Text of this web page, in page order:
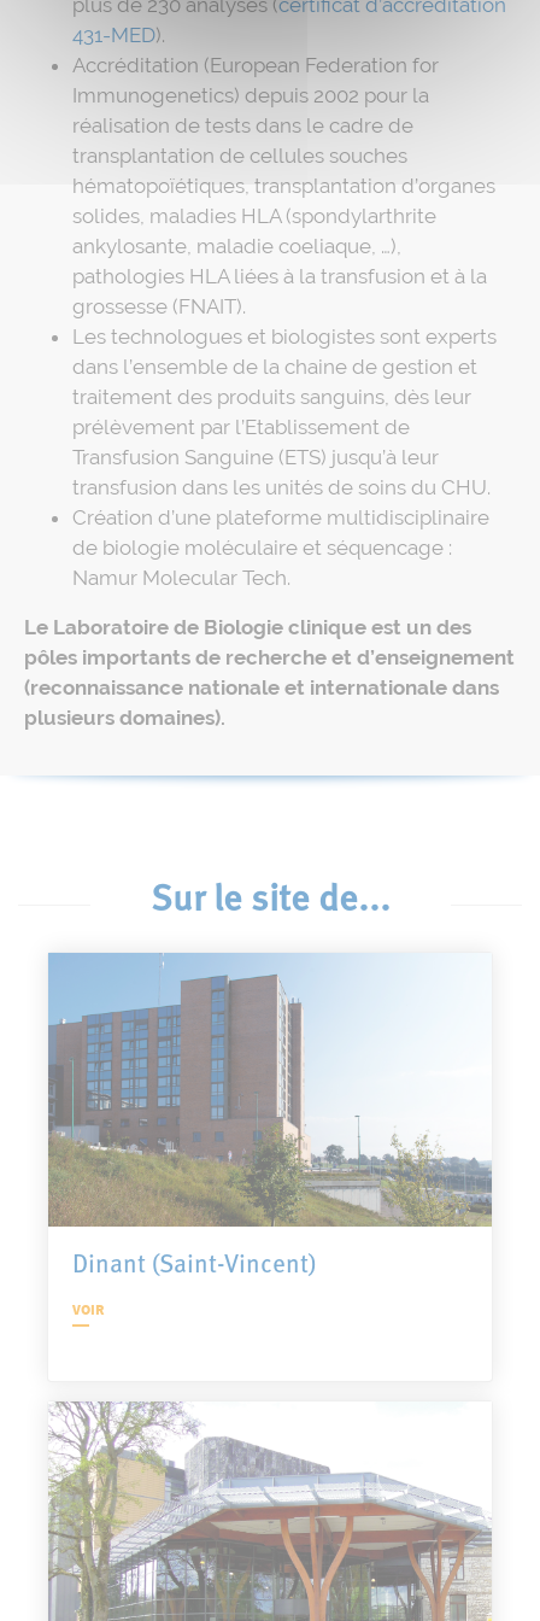
431-MED).
Accréditation (European Federation for
Immunogenetics) depuis 2002 pour la
réalisation de tests dans le cadre de
transplantation de cellules souches
hématopoïétiques, transplantation d’organes
solides, maladies HLA (spondylarthrite
ankylosante, maladie coeliaque, …),
pathologies HLA liées à la transfusion et à la
grossesse (FNAIT).
Les technologues et biologistes sont experts
dans l’ensemble de la chaine de gestion et
traitement des produits sanguins, dès leur
prélèvement par l’Etablissement de
Transfusion Sanguine (ETS) jusqu’à leur
transfusion dans les unités de soins du CHU.
Création d’une plateforme multidisciplinaire
de biologie moléculaire et séquencage :
Namur Molecular Tech.
Le Laboratoire de Biologie clinique est un des
pôles importants de recherche et d’enseignement
(reconnaissance nationale et internationale dans
plusieurs domaines).
Sur le site de...
Dinant (Saint-Vincent)
VOIR